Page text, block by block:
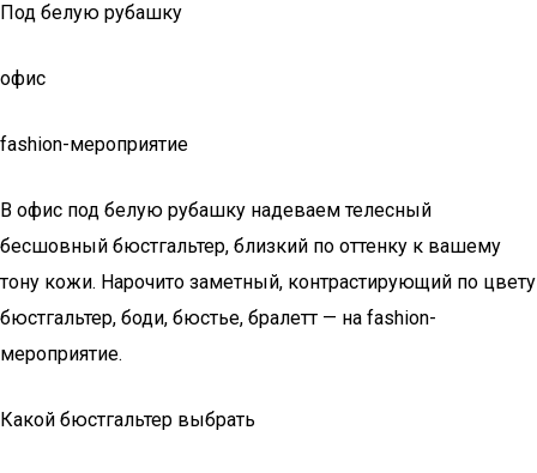
Под белую рубашку
офис
fashion-мероприятие
В офис под белую рубашку надеваем телесный
бесшовный бюстгальтер, близкий по оттенку к вашему
тону кожи. Нарочито заметный, контрастирующий по цвету
бюстгальтер, боди, бюстье, бралетт — на fashion-
мероприятие.
Какой бюстгальтер выбрать